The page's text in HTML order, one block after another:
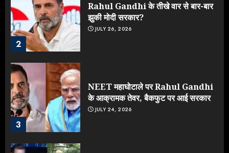
2
Rahul Gandhi के तीखे वार से बार-बार
झुकी मोदी सरकार?
JULY 26, 2026
3
NEET महाघोटाले पर Rahul Gandhi
के आक्रामक तेवर, बैकफुट पर आई सरकार
JULY 24, 2026